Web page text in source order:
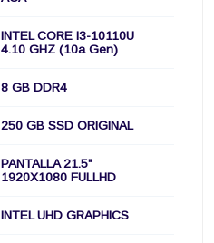
INTEL CORE I3-10110U
4.10 GHZ (10a Gen)
8 GB DDR4
250 GB SSD ORIGINAL
PANTALLA 21.5"
1920X1080 FULLHD
INTEL UHD GRAPHICS